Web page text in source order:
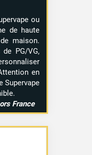
ou
de haute
maison.
PG/VG,
en
Supervape
France